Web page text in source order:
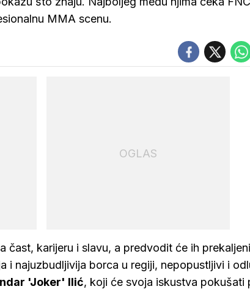
MMA scenu.
OGLAS
čast, karijeru i slavu, a predvodit će ih
i najuzbudljivija borca u regiji, nepopustljivi i
'Joker' Ilić, koji će svoja iskustva pokušati